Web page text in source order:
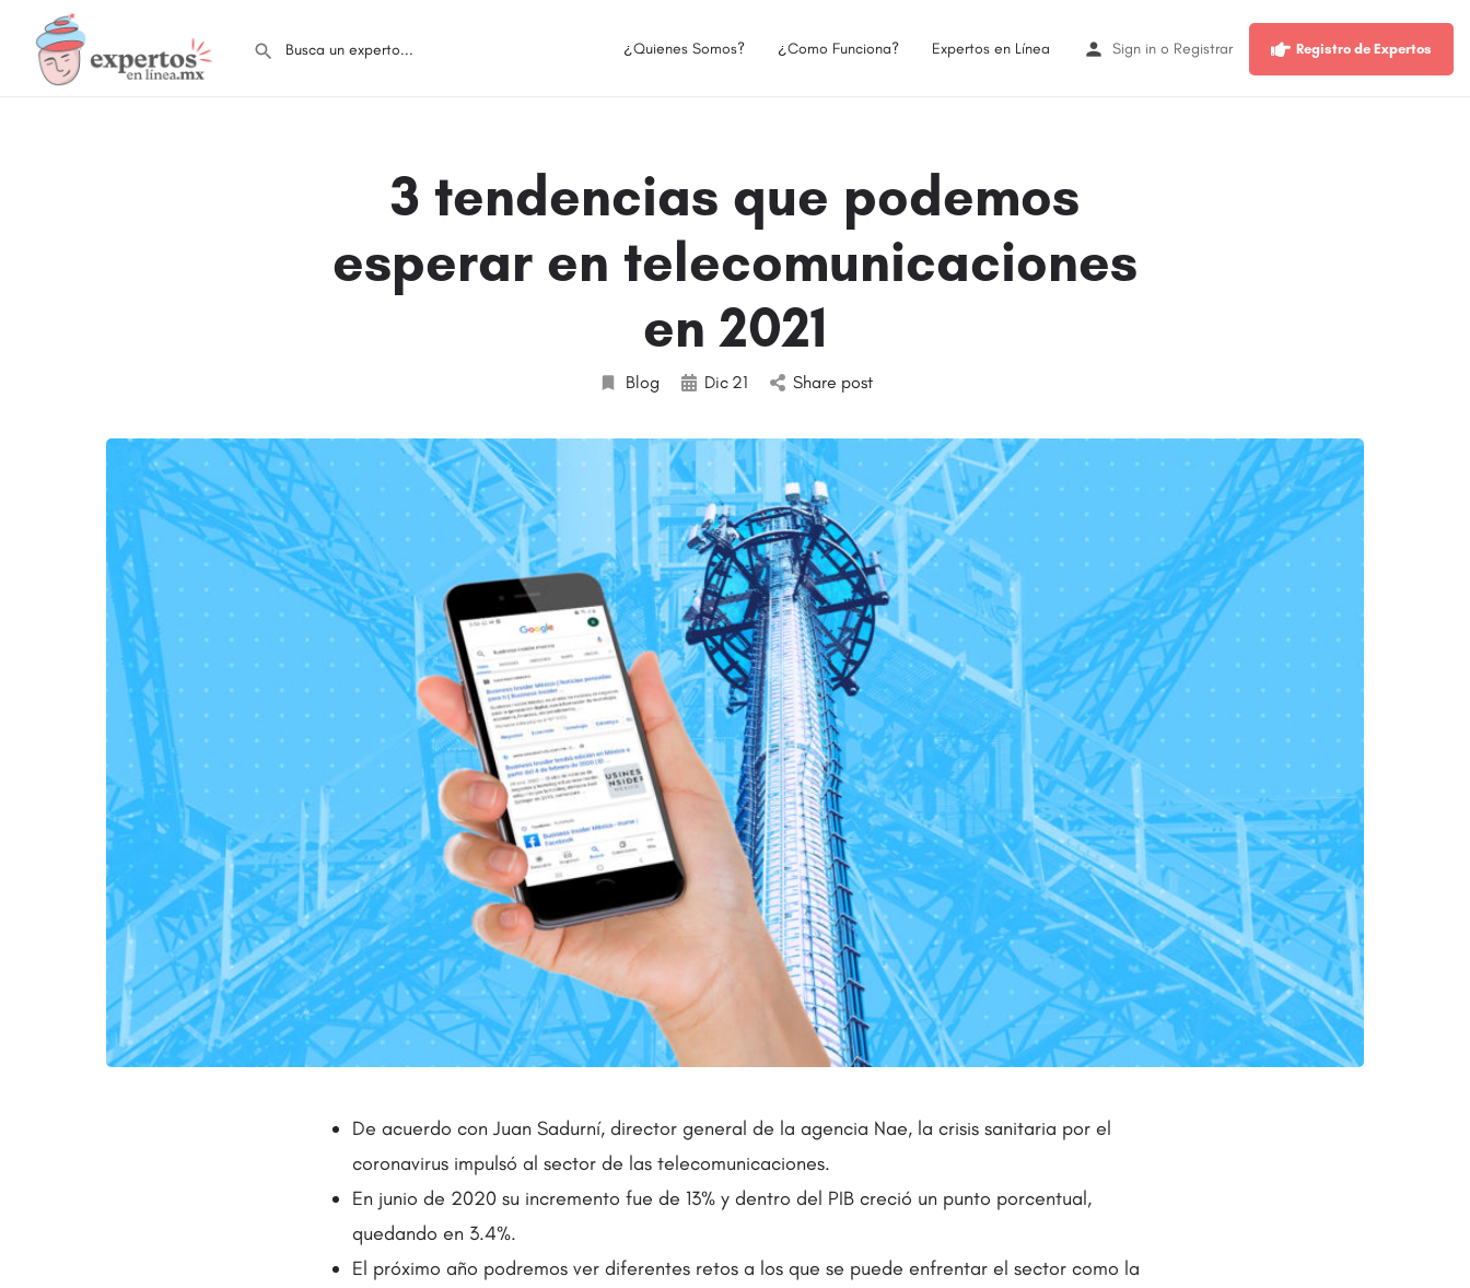
¿Quienes Somos? ¿Como Funciona? Expertos en Línea Sign in o Registrar Registro de Expertos
3 tendencias que podemos
esperar en telecomunicaciones
en 2021
Blog Dic 21 Share post
De acuerdo con Juan Sadurní, director general de la agencia Nae, la crisis sanitaria por el
coronavirus impulsó al sector de las telecomunicaciones.
En junio de 2020 su incremento fue de 13% y dentro del PIB creció un punto porcentual,
quedando en 3.4%.
El próximo año podremos ver diferentes retos a los que se puede enfrentar el sector como la